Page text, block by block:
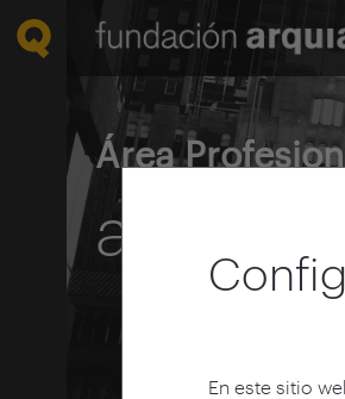
En este sitio
Área
arquia /